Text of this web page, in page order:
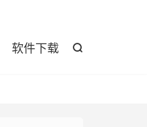

软件下载